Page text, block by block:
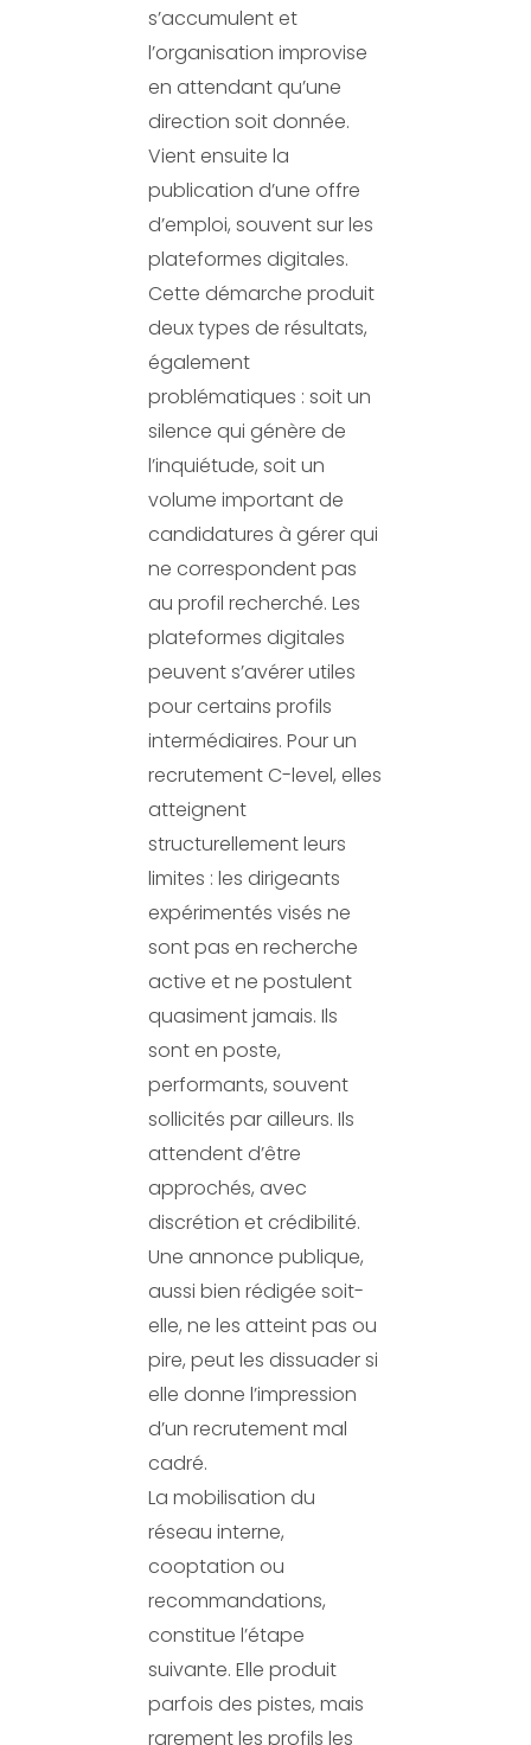
s’accumulent et
l’organisation improvise
en attendant qu’une
direction soit donnée.
Vient ensuite la
publication d’une offre
d’emploi, souvent sur les
plateformes digitales.
Cette démarche produit
deux types de résultats,
également
problématiques : soit un
silence qui génère de
l’inquiétude, soit un
volume important de
candidatures à gérer qui
ne correspondent pas
au profil recherché. Les
plateformes digitales
peuvent s’avérer utiles
pour certains profils
intermédiaires. Pour un
recrutement C-level, elles
atteignent
structurellement leurs
limites : les dirigeants
expérimentés visés ne
sont pas en recherche
active et ne postulent
quasiment jamais. Ils
sont en poste,
performants, souvent
sollicités par ailleurs. Ils
attendent d’être
approchés, avec
discrétion et crédibilité.
Une annonce publique,
aussi bien rédigée soit-
elle, ne les atteint pas ou
pire, peut les dissuader si
elle donne l’impression
d’un recrutement mal
cadré.
La mobilisation du
réseau interne,
cooptation ou
recommandations,
constitue l’étape
suivante. Elle produit
parfois des pistes, mais
rarement les profils les